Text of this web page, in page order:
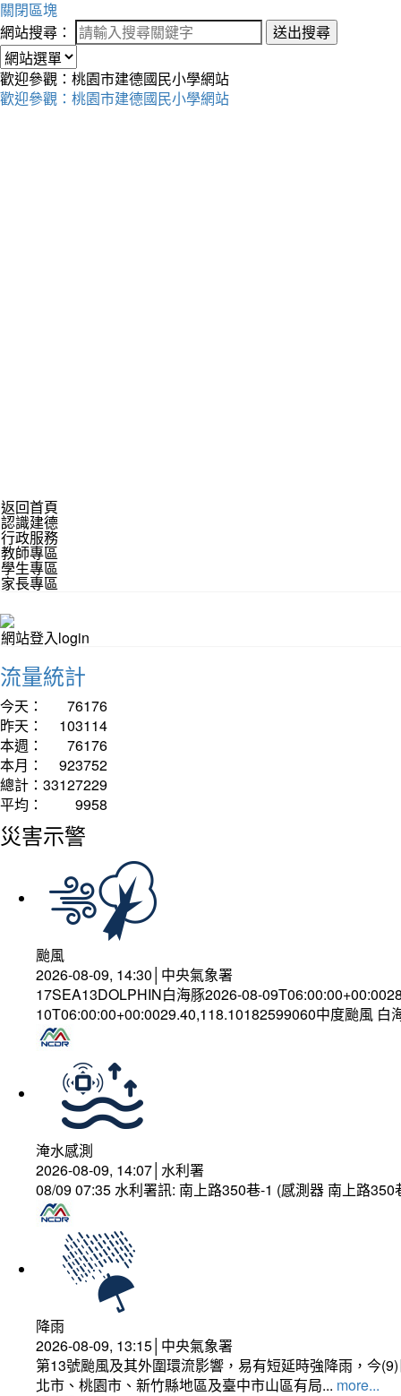
關閉區塊
網站搜尋：
送出搜尋
歡迎參觀：桃園市建德國民小學網站
歡迎參觀：桃園市建德國民小學網站
返回首頁
認識建德
行政服務
教師專區
學生專區
家長專區
網站登入login
流量統計
今天：
76176
昨天：
103114
本週：
76176
本月：
923752
總計： 33127229
平均：
9958
災害示警
颱風
2026-08-09, 14:30│中央氣象署
17SEA13DOLPHIN白海豚2026-08-
10T06:00:00+00:0029.40,118.10182599060中度颱風 白
淹水感測
2026-08-09, 14:07│水利署
08/09 07:35 水利署訊: 南上路350巷-1 (感測器 南上路
降雨
2026-08-09, 13:15│中央氣象署
第13號颱風及其外圍環流影響，易有短延時強降雨，今
北市、桃園市、新竹縣地區及臺中市山區有局... more...